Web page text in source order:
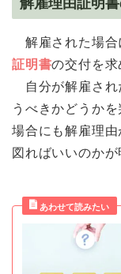
解雇された場
証明書の交付を求
自分が解雇さ
うべきかどうか
場合にも解雇理
図ればいいのか